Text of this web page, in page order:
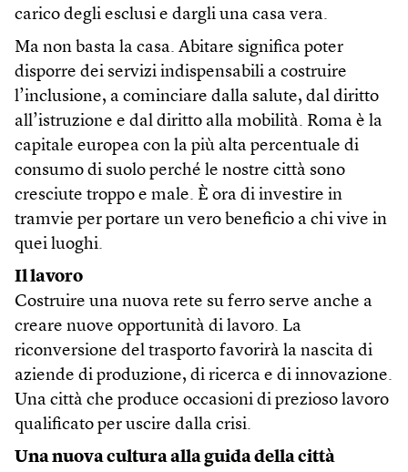
carico degli esclusi e dargli una casa vera.
Ma non basta la casa. Abitare significa poter
disporre dei servizi indispensabili a costruire
l’inclusione, a cominciare dalla salute, dal diritto
all’istruzione e dal diritto alla mobilità. Roma è la
capitale europea con la più alta percentuale di
consumo di suolo perché le nostre città sono
cresciute troppo e male. È ora di investire in
tramvie per portare un vero beneficio a chi vive in
quei luoghi.
Il lavoro
Costruire una nuova rete su ferro serve anche a
creare nuove opportunità di lavoro. La
riconversione del trasporto favorirà la nascita di
aziende di produzione, di ricerca e di innovazione.
Una città che produce occasioni di prezioso lavoro
qualificato per uscire dalla crisi.
Una nuova cultura alla guida della città